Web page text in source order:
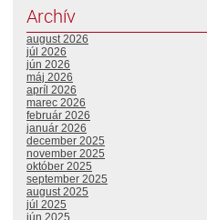
Archív
august 2026
júl 2026
jún 2026
máj 2026
apríl 2026
marec 2026
február 2026
január 2026
december 2025
november 2025
október 2025
september 2025
august 2025
júl 2025
jún 2025